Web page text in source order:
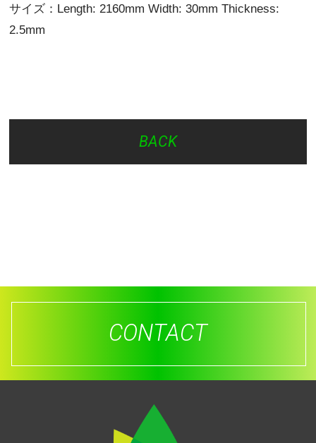
サイズ：Length: 2160mm Width: 30mm Thickness:
2.5mm
BACK
CONTACT